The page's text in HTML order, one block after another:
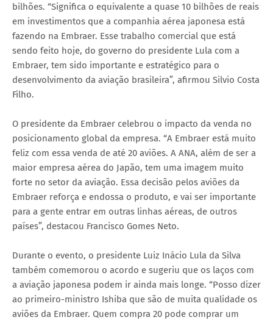
bilhões. “Significa o equivalente a quase 10 bilhões de reais
em investimentos que a companhia aérea japonesa está
fazendo na Embraer. Esse trabalho comercial que está
sendo feito hoje, do governo do presidente Lula com a
Embraer, tem sido importante e estratégico para o
desenvolvimento da aviação brasileira”, afirmou Silvio Costa
Filho.
O presidente da Embraer celebrou o impacto da venda no
posicionamento global da empresa. “A Embraer está muito
feliz com essa venda de até 20 aviões. A ANA, além de ser a
maior empresa aérea do Japão, tem uma imagem muito
forte no setor da aviação. Essa decisão pelos aviões da
Embraer reforça e endossa o produto, e vai ser importante
para a gente entrar em outras linhas aéreas, de outros
países”, destacou Francisco Gomes Neto.
Durante o evento, o presidente Luiz Inácio Lula da Silva
também comemorou o acordo e sugeriu que os laços com
a aviação japonesa podem ir ainda mais longe. “Posso dizer
ao primeiro-ministro Ishiba que são de muita qualidade os
aviões da Embraer. Quem compra 20 pode comprar um